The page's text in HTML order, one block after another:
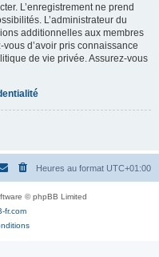
L’enregistrement ne prend
L’administrateur du
additionnelles aux membres
d’avoir pris connaissance
de vie privée. Assurez-vous
Heures au format UTC+01:00
© phpBB Limited
fr.com